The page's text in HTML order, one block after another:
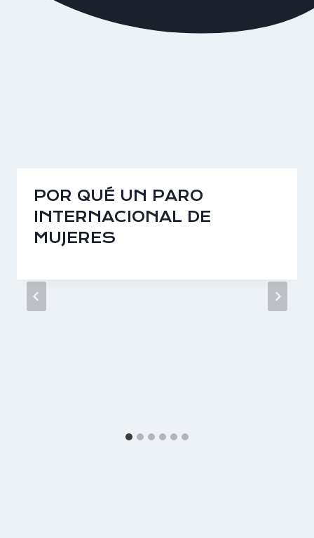
POR QUÉ UN PARO
INTERNACIONAL DE
MUJERES